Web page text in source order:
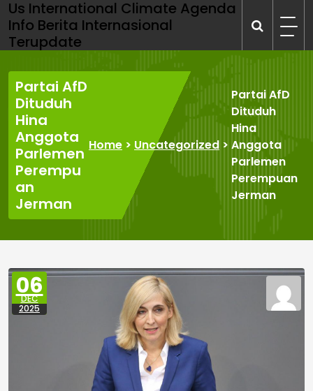
Skip
to
content
Us International Climate Agenda
Info Berita Internasional
Terupdate
Partai AfD
Dituduh
Hina
Anggota
Parlemen
Perempu
an
Jerman
Home > Uncategorized >
Partai AfD
Dituduh
Hina
Anggota
Parlemen
Perempuan
Jerman
06
DEC
2025